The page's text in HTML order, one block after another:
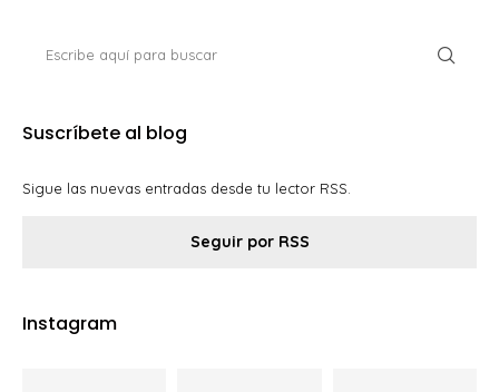
Suscríbete al blog
Sigue las nuevas entradas desde tu lector RSS.
Seguir por RSS
Instagram